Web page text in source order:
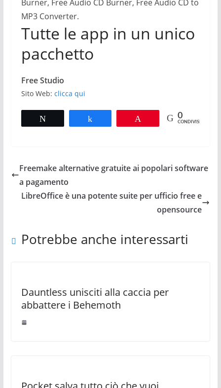
Burner, Free Audio CD Burner, Free Audio CD to
MP3 Converter.
Tutte le app in un unico
pacchetto
Free Studio
Sito Web: clicca qui
0
CONDIVISIONI
Freemake alternative gratuite ai popolari software
a pagamento
LibreOffice è una potente suite per ufficio free e
opensource
Potrebbe anche interessarti
Dauntless unisciti alla caccia per
abbattere i Behemoth